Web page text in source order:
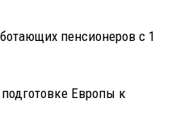
пенсионеров с 1
Европы к